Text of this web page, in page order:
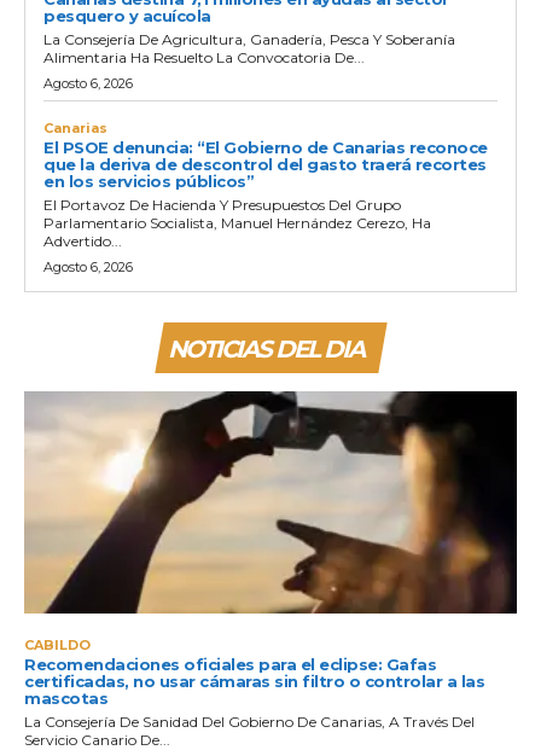
pesquero y acuícola
La Consejería De Agricultura, Ganadería, Pesca Y Soberanía
Alimentaria Ha Resuelto La Convocatoria De...
Agosto 6, 2026
Canarias
El PSOE denuncia: “El Gobierno de Canarias reconoce
que la deriva de descontrol del gasto traerá recortes
en los servicios públicos”
El Portavoz De Hacienda Y Presupuestos Del Grupo
Parlamentario Socialista, Manuel Hernández Cerezo, Ha
Advertido...
Agosto 6, 2026
NOTICIAS DEL DIA
CABILDO
Recomendaciones oficiales para el eclipse: Gafas
certificadas, no usar cámaras sin filtro o controlar a las
mascotas
La Consejería De Sanidad Del Gobierno De Canarias, A Través Del
Servicio Canario De...